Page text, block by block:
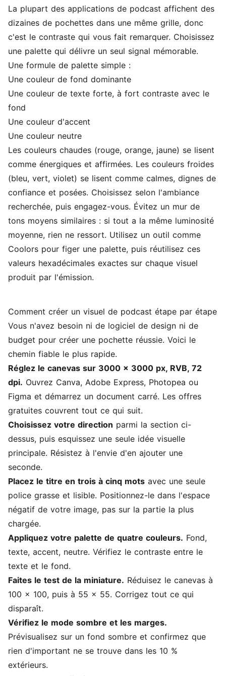
La plupart des applications de podcast affichent des
dizaines de pochettes dans une même grille, donc
c'est le contraste qui vous fait remarquer. Choisissez
une palette qui délivre un seul signal mémorable.
Une formule de palette simple :
Une couleur de fond dominante
Une couleur de texte forte, à fort contraste avec le
fond
Une couleur d'accent
Une couleur neutre
Les couleurs chaudes (rouge, orange, jaune) se lisent
comme énergiques et affirmées. Les couleurs froides
(bleu, vert, violet) se lisent comme calmes, dignes de
confiance et posées. Choisissez selon l'ambiance
recherchée, puis engagez-vous. Évitez un mur de
tons moyens similaires : si tout a la même luminosité
moyenne, rien ne ressort. Utilisez un outil comme
Coolors pour figer une palette, puis réutilisez ces
valeurs hexadécimales exactes sur chaque visuel
produit par l'émission.
Comment créer un visuel de podcast étape par étape
Vous n'avez besoin ni de logiciel de design ni de
budget pour créer une pochette réussie. Voici le
chemin fiable le plus rapide.
Réglez le canevas sur 3000 x 3000 px, RVB, 72
dpi. Ouvrez Canva, Adobe Express, Photopea ou
Figma et démarrez un document carré. Les offres
gratuites couvrent tout ce qui suit.
Choisissez votre direction parmi la section ci-
dessus, puis esquissez une seule idée visuelle
principale. Résistez à l'envie d'en ajouter une
seconde.
Placez le titre en trois à cinq mots avec une seule
police grasse et lisible. Positionnez-le dans l'espace
négatif de votre image, pas sur la partie la plus
chargée.
Appliquez votre palette de quatre couleurs. Fond,
texte, accent, neutre. Vérifiez le contraste entre le
texte et le fond.
Faites le test de la miniature. Réduisez le canevas à
100 x 100, puis à 55 x 55. Corrigez tout ce qui
disparaît.
Vérifiez le mode sombre et les marges.
Prévisualisez sur un fond sombre et confirmez que
rien d'important ne se trouve dans les 10 %
extérieurs.